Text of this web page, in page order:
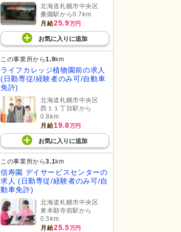
北海道札幌市中央区
桑園駅から0.7km
月給25.9万円
お気に入り に追加
この事業所から1.9km
ライフカレッジ植物園前の求人
(日勤専従/経験者のみ可/自動車
免許)
北海道札幌市中央区
西１１丁目駅から
0.8km
月給19.8万円
お気に入り に追加
この事業所から3.1km
信寿園 デイサービスセンターの
求人 (日勤専従/経験者のみ可/自
動車免許)
北海道札幌市中央区
東本願寺前駅から
0.5km
月給25.5万円